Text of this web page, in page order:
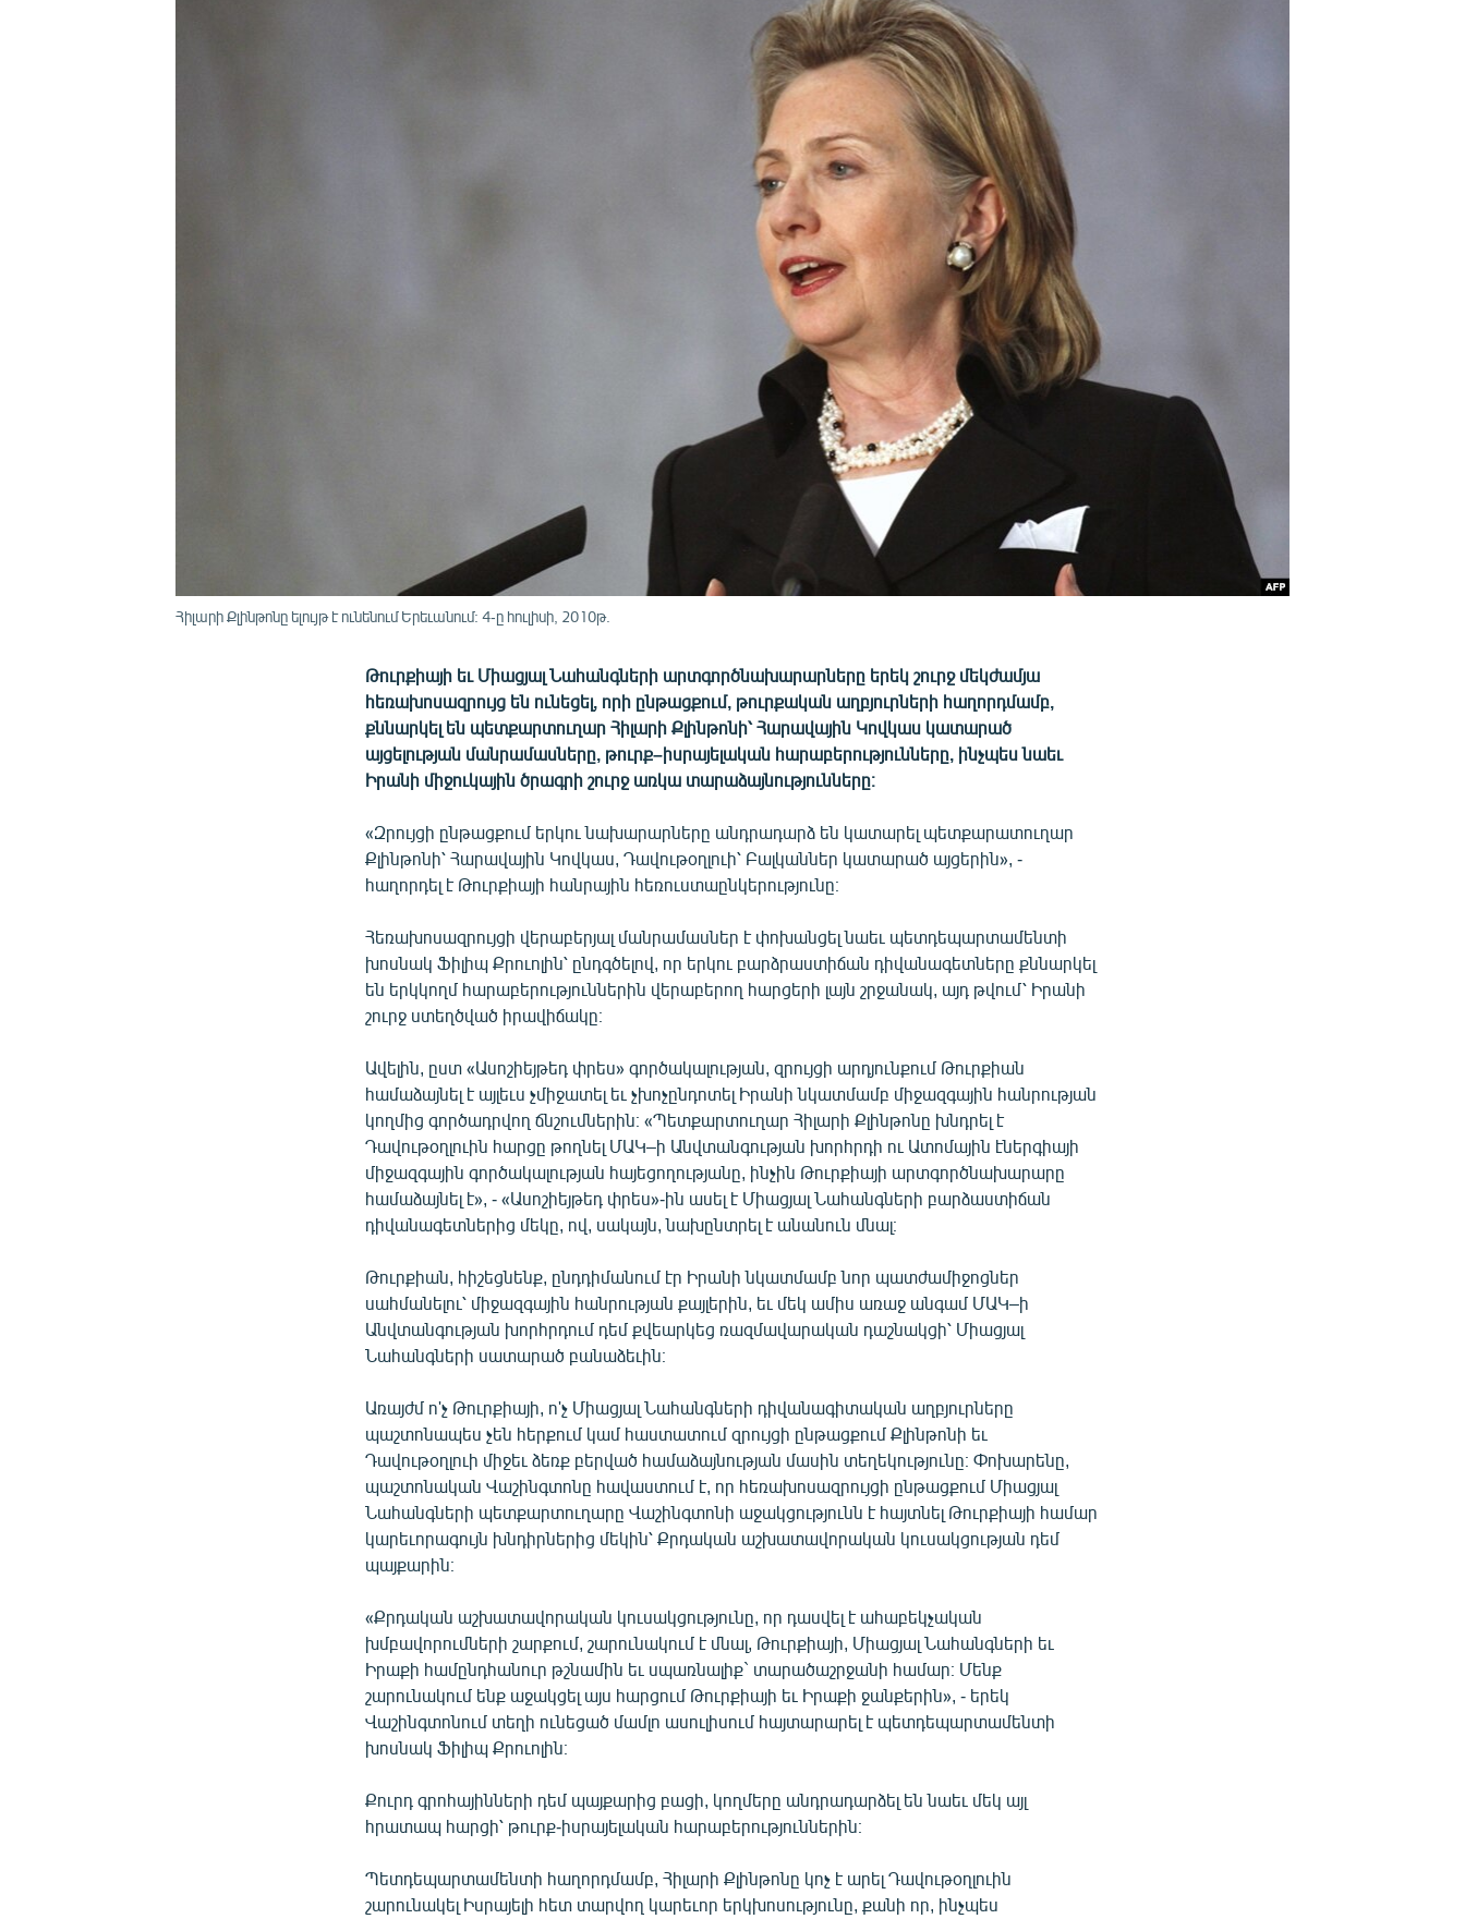
Հիլարի Քլինթոնը ելույթ է ունենում Երեւանում: 4-ը հուլիսի, 2010թ.
Թուրքիայի եւ Միացյալ Նահանգների արտգործնախարարները երեկ շուրջ մեկժամյա
հեռախոսազրույց են ունեցել, որի ընթացքում, թուրքական աղբյուրների հաղորդմամբ,
քննարկել են պետքարտուղար Հիլարի Քլինթոնի՝ Հարավային Կովկաս կատարած
այցելության մանրամասները, թուրք–իսրայելական հարաբերությունները, ինչպես նաեւ
Իրանի միջուկային ծրագրի շուրջ առկա տարաձայնությունները։
«Զրույցի ընթացքում երկու նախարարները անդրադարձ են կատարել պետքարատուղար
Քլինթոնի՝ Հարավային Կովկաս, Դավութօղլուի՝ Բալկաններ կատարած այցերին», -
հաղորդել է Թուրքիայի հանրային հեռուստաընկերությունը։
Հեռախոսազրույցի վերաբերյալ մանրամասներ է փոխանցել նաեւ պետդեպարտամենտի
խոսնակ Ֆիլիպ Քրուոլին՝ ընդգծելով, որ երկու բարձրաստիճան դիվանագետները քննարկել
են երկկողմ հարաբերություններին վերաբերող հարցերի լայն շրջանակ, այդ թվում՝ Իրանի
շուրջ ստեղծված իրավիճակը։
Ավելին, ըստ «Ասոշիեյթեդ փրես» գործակալության, զրույցի արդյունքում Թուրքիան
համաձայնել է այլեւս չմիջատել եւ չխոչընդոտել Իրանի նկատմամբ միջազգային հանրության
կողմից գործադրվող ճնշումներին։ «Պետքարտուղար Հիլարի Քլինթոնը խնդրել է
Դավութօղլուին հարցը թողնել ՄԱԿ–ի Անվտանգության խորհրդի ու Ատոմային էներգիայի
միջազգային գործակալության հայեցողությանը, ինչին Թուրքիայի արտգործնախարարը
համաձայնել է», - «Ասոշիեյթեդ փրես»-ին ասել է Միացյալ Նահանգների բարձաստիճան
դիվանագետներից մեկը, ով, սակայն, նախընտրել է անանուն մնալ։
Թուրքիան, հիշեցնենք, ընդդիմանում էր Իրանի նկատմամբ նոր պատժամիջոցներ
սահմանելու՝ միջազգային հանրության քայլերին, եւ մեկ ամիս առաջ անգամ ՄԱԿ–ի
Անվտանգության խորհրդում դեմ քվեարկեց ռազմավարական դաշնակցի՝ Միացյալ
Նահանգների սատարած բանաձեւին։
Առայժմ ո'չ Թուրքիայի, ո'չ Միացյալ Նահանգների դիվանագիտական աղբյուրները
պաշտոնապես չեն հերքում կամ հաստատում զրույցի ընթացքում Քլինթոնի եւ
Դավութօղլուի միջեւ ձեռք բերված համաձայնության մասին տեղեկությունը։ Փոխարենը,
պաշտոնական Վաշինգտոնը հավաստում է, որ հեռախոսազրույցի ընթացքում Միացյալ
Նահանգների պետքարտուղարը Վաշինգտոնի աջակցությունն է հայտնել Թուրքիայի համար
կարեւորագույն խնդիրներից մեկին՝ Քրդական աշխատավորական կուսակցության դեմ
պայքարին։
«Քրդական աշխատավորական կուսակցությունը, որ դասվել է ահաբեկչական
խմբավորումների շարքում, շարունակում է մնալ, Թուրքիայի, Միացյալ Նահանգների եւ
Իրաքի համընդհանուր թշնամին եւ սպառնալիք` տարածաշրջանի համար։ Մենք
շարունակում ենք աջակցել այս հարցում Թուրքիայի եւ Իրաքի ջանքերին», - երեկ
Վաշինգտոնում տեղի ունեցած մամլո ասուլիսում հայտարարել է պետդեպարտամենտի
խոսնակ Ֆիլիպ Քրուոլին։
Քուրդ գրոհայինների դեմ պայքարից բացի, կողմերը անդրադարձել են նաեւ մեկ այլ
հրատապ հարցի՝ թուրք-իսրայելական հարաբերություններին։
Պետդեպարտամենտի հաղորդմամբ, Հիլարի Քլինթոնը կոչ է արել Դավութօղլուին
շարունակել Իսրայելի հետ տարվող կարեւոր երկխոսությունը, քանի որ, ինչպես